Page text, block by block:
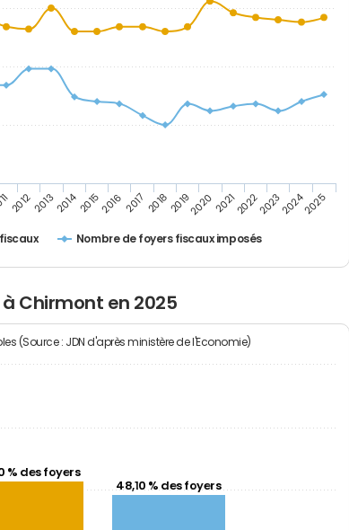
Nombre de foyers fiscaux imposés
20122013201420152016 2017 20182019202020212022202320242025
Chirmont en 2025
(Source : JDN d'après ministère de l'Economie)
% des foyers
48,10 % des foyers